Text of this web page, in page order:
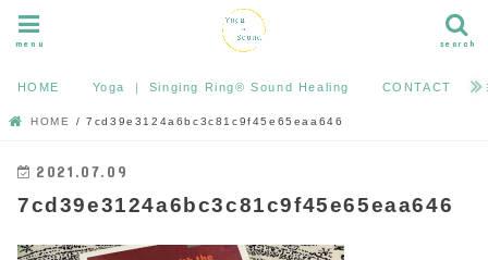
search
menu
HOME Yoga ｜ Singing Ring®︎ Sound Healing CONTACT
HOME 7cd39e3124a6bc3c81c9f45e65eaa646
2021.07.09
7cd39e3124a6bc3c81c9f45e65eaa646